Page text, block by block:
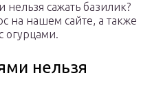
сажать базилик?
на нашем сайте, а также
огурцами.
нельзя